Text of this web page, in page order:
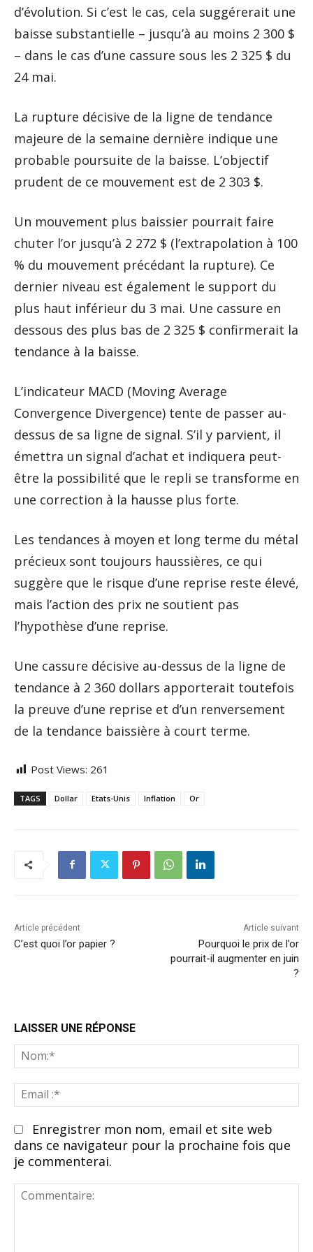
d’évolution. Si c’est le cas, cela suggérerait une
baisse substantielle – jusqu’à au moins 2 300 $
– dans le cas d’une cassure sous les 2 325 $ du
24 mai.
La rupture décisive de la ligne de tendance
majeure de la semaine dernière indique une
probable poursuite de la baisse. L’objectif
prudent de ce mouvement est de 2 303 $.
Un mouvement plus baissier pourrait faire
chuter l’or jusqu’à 2 272 $ (l’extrapolation à 100
% du mouvement précédant la rupture). Ce
dernier niveau est également le support du
plus haut inférieur du 3 mai. Une cassure en
dessous des plus bas de 2 325 $ confirmerait la
tendance à la baisse.
L’indicateur MACD (Moving Average
Convergence Divergence) tente de passer au-
dessus de sa ligne de signal. S’il y parvient, il
émettra un signal d’achat et indiquera peut-
être la possibilité que le repli se transforme en
une correction à la hausse plus forte.
Les tendances à moyen et long terme du métal
précieux sont toujours haussières, ce qui
suggère que le risque d’une reprise reste élevé,
mais l’action des prix ne soutient pas
l’hypothèse d’une reprise.
Une cassure décisive au-dessus de la ligne de
tendance à 2 360 dollars apporterait toutefois
la preuve d’une reprise et d’un renversement
de la tendance baissière à court terme.
Post Views: 261
TAGS Dollar Etats-Unis Inflation Or
Article précédent
C’est quoi l’or papier ?
Article suivant
Pourquoi le prix de l’or
pourrait-il augmenter en juin
?
LAISSER UNE RÉPONSE
:*
Enregistrer mon nom, email et site web
dans ce navigateur pour la prochaine fois que
je commenterai.